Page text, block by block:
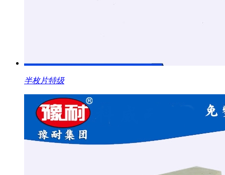
半枚片特级